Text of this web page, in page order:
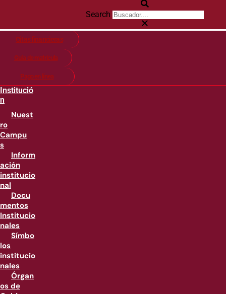
Search
Citas financieras
Guía de matricula
Pago en línea
Institució
n
Nuest
ro
Campu
s
Inform
ación
institucio
nal
Docu
mentos
Institucio
nales
Símbo
los
institucio
nales
Órgan
os de